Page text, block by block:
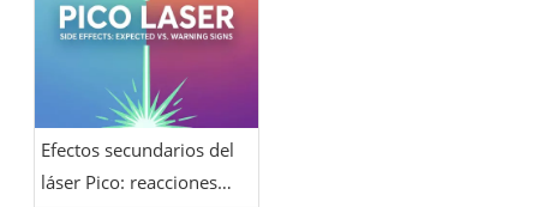
mano
Efectos secundarios del
láser Pico: reacciones